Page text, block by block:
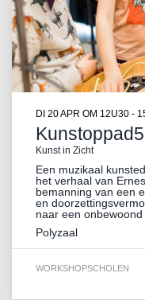
Kunstoppad5
Kunst in Zicht
DI 20 APR OM 12U30 -
Een muzikaal
het verhaal van
bemanning van een
en
naar een onbewoond
Polyzaal
WORKSHOPSCHOLEN